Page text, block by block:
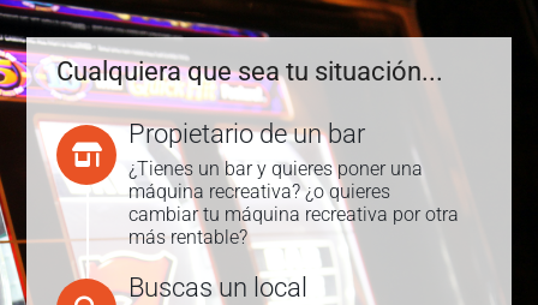
Ir
al
contenido
Cualquiera que sea tu situación...
Propietario de un bar
¿Tienes un bar y quieres poner una
máquina recreativa? ¿o quieres
cambiar tu máquina recreativa por otra
más rentable?
Buscas un local